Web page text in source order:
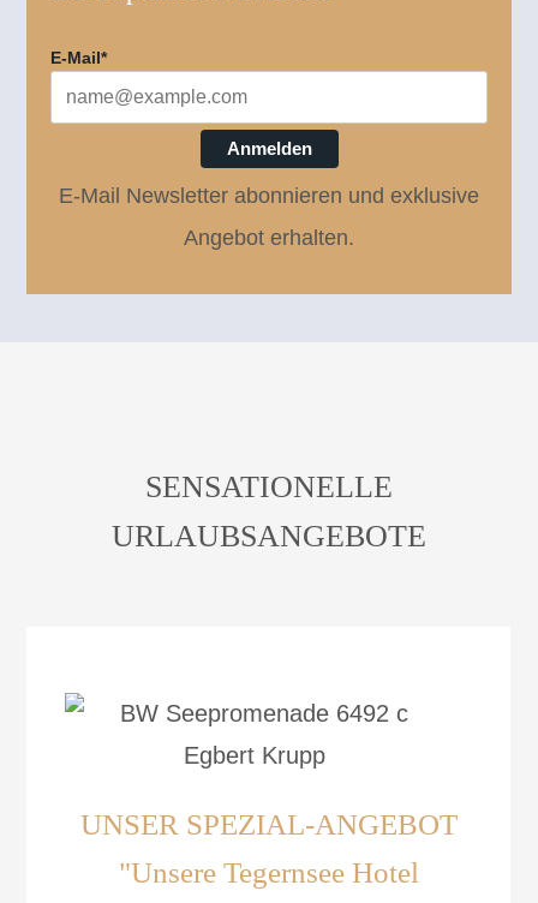
E-Mail*
Anmelden
E-Mail Newsletter abonnieren und exklusive
Angebot erhalten.
SENSATIONELLE
URLAUBSANGEBOTE
UNSER SPEZIAL-ANGEBOT
"Unsere Tegernsee Hotel